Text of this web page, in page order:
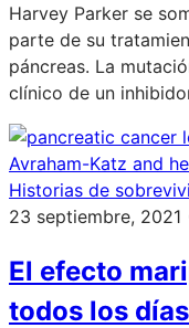
Harvey Parker se
parte de su
páncreas. La
clínico de un
Historias de
23 septiembre, 2021
El efecto
todos los